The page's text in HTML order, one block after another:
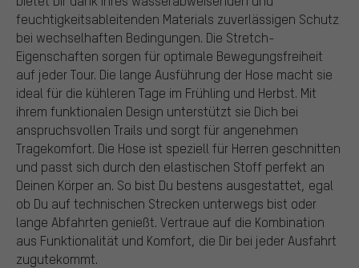
feuchtigkeitsableitenden Materials zuverlässigen Schutz
bei wechselhaften Bedingungen. Die Stretch-
Eigenschaften sorgen für optimale Bewegungsfreiheit
auf jeder Tour. Die lange Ausführung der Hose macht sie
ideal für die kühleren Tage im Frühling und Herbst. Mit
ihrem funktionalen Design unterstützt sie Dich bei
anspruchsvollen Trails und sorgt für angenehmen
Tragekomfort. Die Hose ist speziell für Herren geschnitten
und passt sich durch den elastischen Stoff perfekt an
Deinen Körper an. So bist Du bestens ausgestattet, egal
ob Du auf technischen Strecken unterwegs bist oder
lange Abfahrten genießt. Vertraue auf die Kombination
aus Funktionalität und Komfort, die Dir bei jeder Ausfahrt
zugutekommt.